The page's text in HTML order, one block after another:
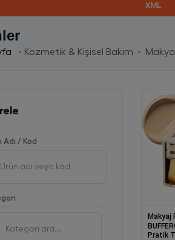
XML
Kozmetik & Kişisel Bakım
Adı / Kod
Makyaj
Pratik